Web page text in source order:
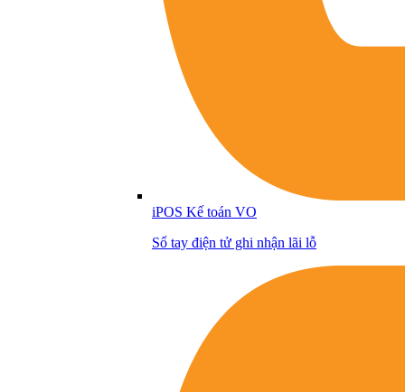
iPOS Kế toán VO
Sổ tay điện tử ghi nhận lãi lỗ